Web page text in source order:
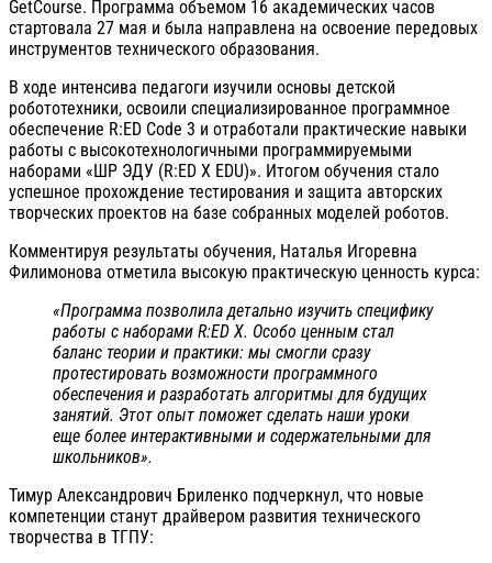
GetCourse. Программа объемом 16 академических часов
стартовала 27 мая и была направлена на освоение передовых
инструментов технического образования.
В ходе интенсива педагоги изучили основы детской
робототехники, освоили специализированное программное
обеспечение R:ED Code 3 и отработали практические навыки
работы с высокотехнологичными программируемыми
наборами «ШР ЭДУ (R:ED X EDU)». Итогом обучения стало
успешное прохождение тестирования и защита авторских
творческих проектов на базе собранных моделей роботов.
Комментируя результаты обучения, Наталья Игоревна
Филимонова отметила высокую практическую ценность курса:
«Программа позволила детально изучить специфику
работы с наборами R:ED X. Особо ценным стал
баланс теории и практики: мы смогли сразу
протестировать возможности программного
обеспечения и разработать алгоритмы для будущих
занятий. Этот опыт поможет сделать наши уроки
еще более интерактивными и содержательными для
школьников».
Тимур Александрович Бриленко подчеркнул, что новые
компетенции станут драйвером развития технического
творчества в ТГПУ: